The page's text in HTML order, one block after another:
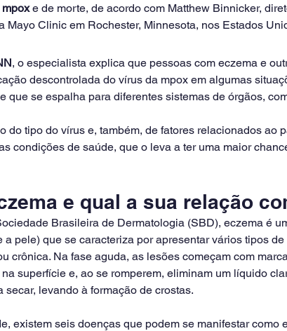
mpox e de morte, de acordo com Matthew Binnicker,
Mayo Clinic em Rochester, Minnesota, nos Estados
, o especialista explica que pessoas com eczema e
descontrolada do vírus da mpox em algumas
que se espalha para diferentes sistemas de órgãos,
do tipo do vírus e, também, de fatores relacionados ao
condições de saúde, que o leva a ter uma maior
e qual a sua relação
Brasileira de Dermatologia (SBD), eczema é
a pele) que se caracteriza por apresentar vários tipos
crônica. Na fase aguda, as lesões começam com
superfície e, ao se romperem, eliminam um líquido
secar, levando à formação de crostas.
existem seis doenças que podem se manifestar como